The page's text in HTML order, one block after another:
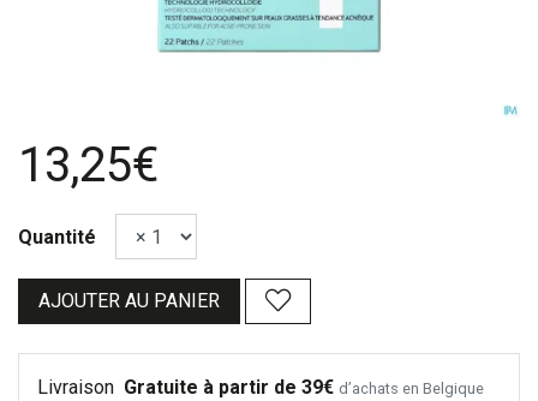
13,25€
Quantité
AJOUTER AU PANIER
Livraison Gratuite à partir de 39€ d’achats en Belgique